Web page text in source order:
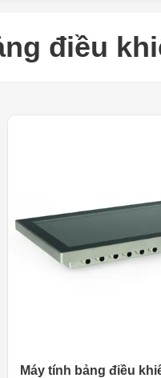
điều
Máy tính bảng điều